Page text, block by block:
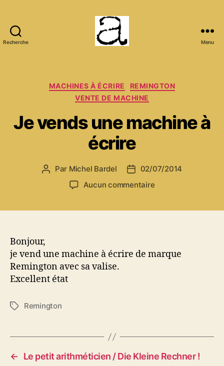
Recherche Menu
Catégories
MACHINES À ÉCRIRE
REMINGTON
VENTE DE MACHINE
Je vends une machine à
écrire
Auteur
Par Michel Bardel
Date
de
02/07/2014
Aucun commentairesur
écrire
Bonjour,
je vend une machine à écrire de marque
Remington avec sa valise.
Excellent état
Étiquettes
Remington
←
Le petit arithméticien / Die Kleine Rechner !